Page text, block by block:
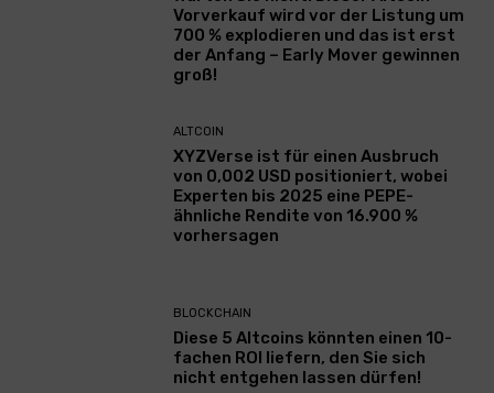
Vorverkauf wird vor der Listung um
700 % explodieren und das ist erst
der Anfang – Early Mover gewinnen
groß!
ALTCOIN
XYZVerse ist für einen Ausbruch
von 0,002 USD positioniert, wobei
Experten bis 2025 eine PEPE-
ähnliche Rendite von 16.900 %
vorhersagen
BLOCKCHAIN
Diese 5 Altcoins könnten einen 10-
fachen ROI liefern, den Sie sich
nicht entgehen lassen dürfen!